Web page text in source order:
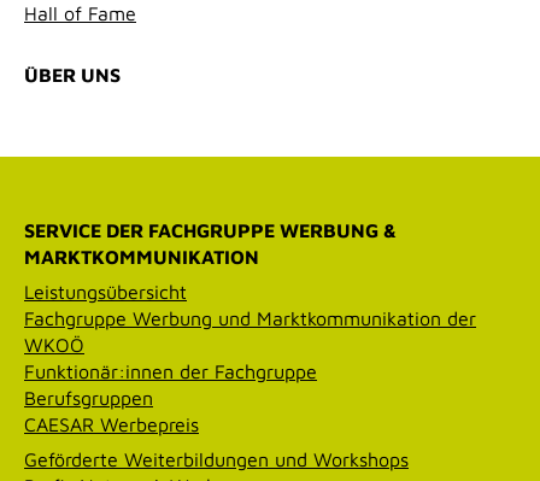
Hall of Fame
ÜBER UNS
SERVICE DER FACHGRUPPE WERBUNG &
MARKTKOMMUNIKATION
Leistungsübersicht
Fachgruppe Werbung und Marktkommunikation der
WKOÖ
Funktionär:innen der Fachgruppe
Berufsgruppen
CAESAR Werbepreis
Geförderte Weiterbildungen und Workshops